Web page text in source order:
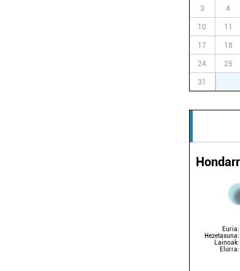
3 4
10 11
17 18
24 25
31
Euria:
Hezetasuna:
Lainoak:
Elurra: